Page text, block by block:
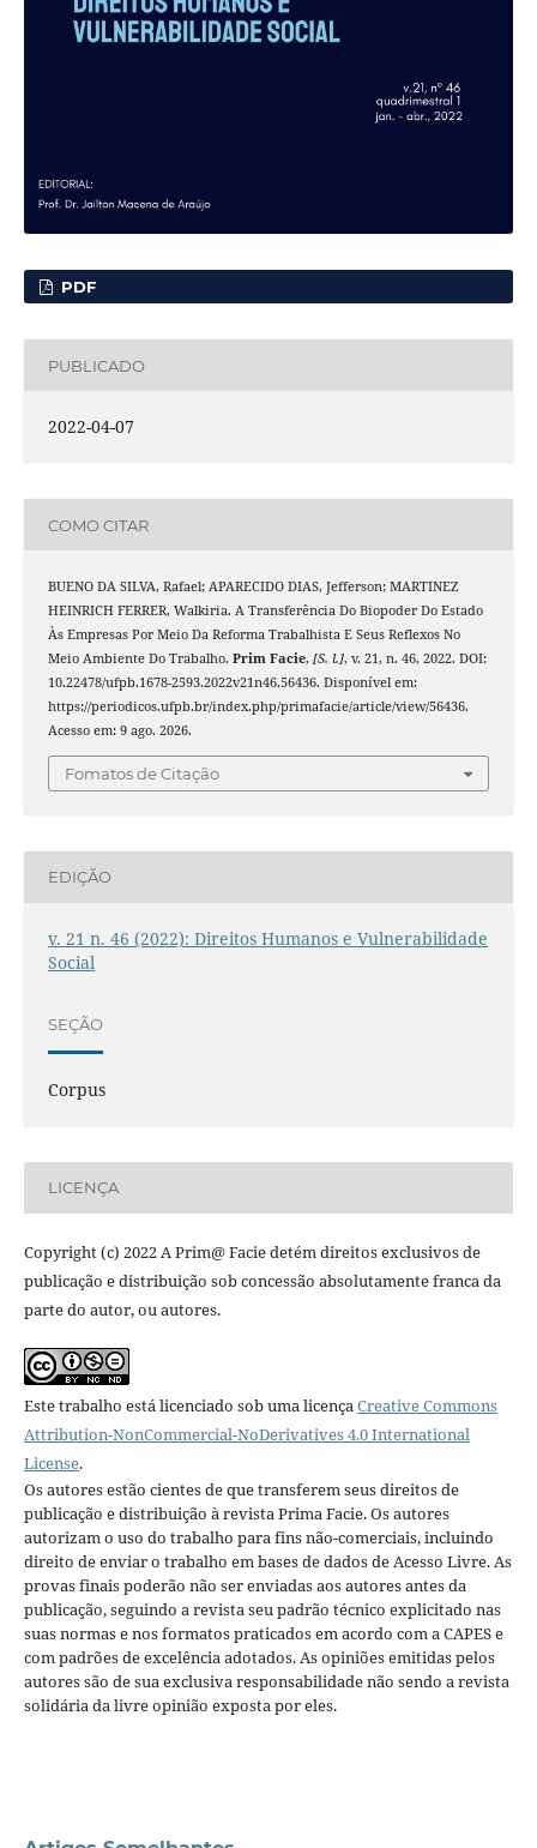
PDF
PUBLICADO
2022-04-07
COMO CITAR
BUENO DA SILVA, Rafael; APARECIDO DIAS, Jefferson; MARTINEZ
HEINRICH FERRER, Walkiria. A Transferência Do Biopoder Do Estado
Às Empresas Por Meio Da Reforma Trabalhista E Seus Reflexos No
Meio Ambiente Do Trabalho. Prim Facie, [S. l.], v. 21, n. 46, 2022. DOI:
10.22478/ufpb.1678-2593.2022v21n46.56436. Disponível em:
https://periodicos.ufpb.br/index.php/primafacie/article/view/56436.
Acesso em: 9 ago. 2026.
Fomatos de Citação
EDIÇÃO
v. 21 n. 46 (2022): Direitos Humanos e Vulnerabilidade
Social
SEÇÃO
Corpus
LICENÇA
Copyright (c) 2022 A Prim@ Facie detém direitos exclusivos de
publicação e distribuição sob concessão absolutamente franca da
parte do autor, ou autores.
Este trabalho está licenciado sob uma licençaCreative Commons
Attribution-NonCommercial-NoDerivatives 4.0 International
License.
Os autores estão cientes de que transferem seus direitos de
publicação e distribuição à revista Prima Facie. Os autores
autorizam o uso do trabalho para fins não-comerciais, incluindo
direito de enviar o trabalho em bases de dados de Acesso Livre. As
provas finais poderão não ser enviadas aos autores antes da
publicação, seguindo a revista seu padrão técnico explicitado nas
suas normas e nos formatos praticados em acordo com a CAPES e
com padrões de excelência adotados. As opiniões emitidas pelos
autores são de sua exclusiva responsabilidade não sendo a revista
solidária da livre opinião exposta por eles.